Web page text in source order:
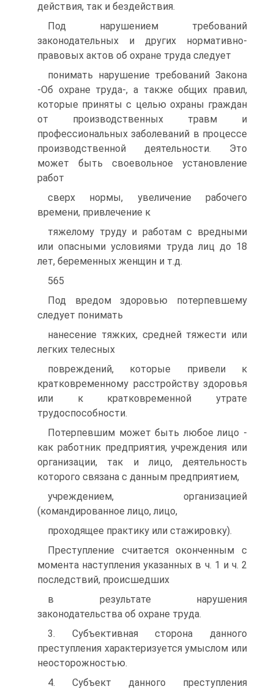
действия, так и бездействия.
Под нарушением требований
законодательных и других нормативно-
правовых актов об охране труда следует
понимать нарушение требований Закона
-Об охране труда-, а также общих правил,
которые приняты с целью охраны граждан
от производственных травм и
профессиональных заболеваний в процессе
производственной деятельности. Это
может быть своевольное установление
работ
сверх нормы, увеличение рабочего
времени, привлечение к
тяжелому труду и работам с вредными
или опасными условиями труда лиц до 18
лет, беременных женщин и т.д.
565
Под вредом здоровью потерпевшему
следует понимать
нанесение тяжких, средней тяжести или
легких телесных
повреждений, которые привели к
кратковременному расстройству здоровья
или к кратковременной утрате
трудоспособности.
Потерпевшим может быть любое лицо -
как работник предприятия, учреждения или
организации, так и лицо, деятельность
которого связана с данным предприятием,
учреждением, организацией
(командированное лицо, лицо,
проходящее практику или стажировку).
Преступление считается оконченным с
момента наступления указанных в ч. 1 и ч. 2
последствий, происшедших
в результате нарушения
законодательства об охране труда.
3. Субъективная сторона данного
преступления характеризуется умыслом или
неосторожностью.
4. Субъект данного преступления